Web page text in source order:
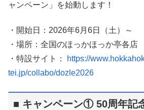
ャンペーン」を始動します！
・開始日：2026年6月6日（土）～
・場所：全国のほっかほっか亭各店
・特設サイト：
https://
tei.jp/collabo/dozle2026
■ キャンペーン① 50周年記